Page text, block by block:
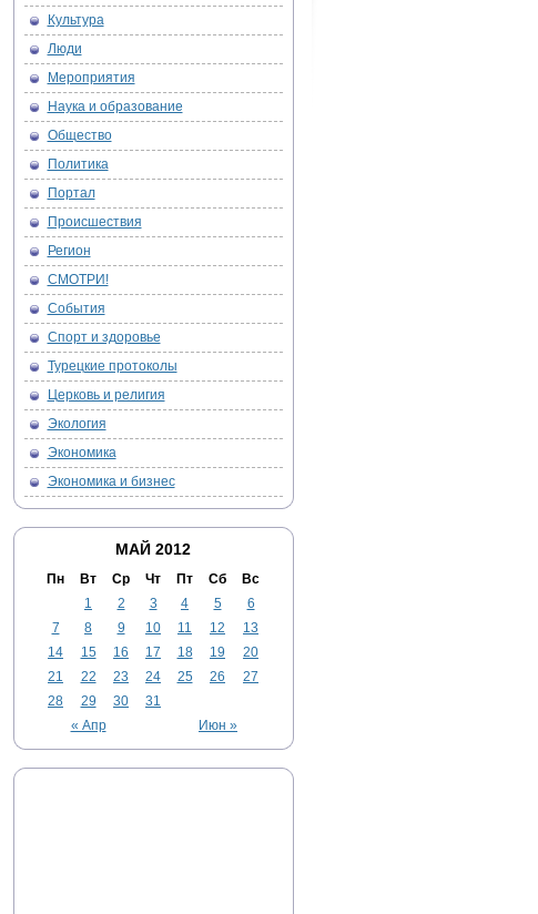
Культура
Люди
Мероприятия
Наука и образование
Общество
Политика
Портал
Происшествия
Регион
СМОТРИ!
События
Спорт и здоровье
Турецкие протоколы
Церковь и религия
Экология
Экономика
Экономика и бизнес
МАЙ 2012
Пн Вт Ср Чт Пт Сб Вс
« Апр Июн »
1 2 3 4 5
6
7
8 9 10 11 12
13
14
15 16 17 18 19
20
21
22 23 24 25 26
27
28
29 30 31